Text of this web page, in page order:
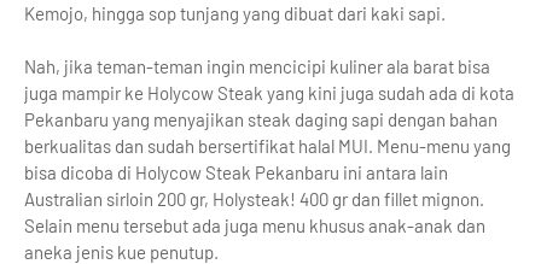
Kemojo, hingga sop tunjang yang dibuat dari kaki sapi.
Nah, jika teman-teman ingin mencicipi kuliner ala barat bisa
juga mampir ke Holycow Steak yang kini juga sudah ada di kota
Pekanbaru yang menyajikan steak daging sapi dengan bahan
berkualitas dan sudah bersertifikat halal MUI. Menu-menu yang
bisa dicoba di Holycow Steak Pekanbaru ini antara lain
Australian sirloin 200 gr, Holysteak! 400 gr dan fillet mignon.
Selain menu tersebut ada juga menu khusus anak-anak dan
aneka jenis kue penutup.